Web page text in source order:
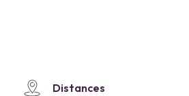
Distances